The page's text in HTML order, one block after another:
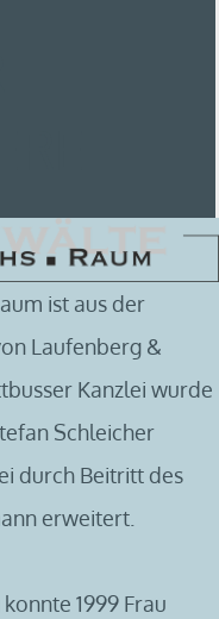
ist aus der
Laufenberg &
Kanzlei wurde
Schleicher
durch Beitritt des
erweitert.
1999 Frau